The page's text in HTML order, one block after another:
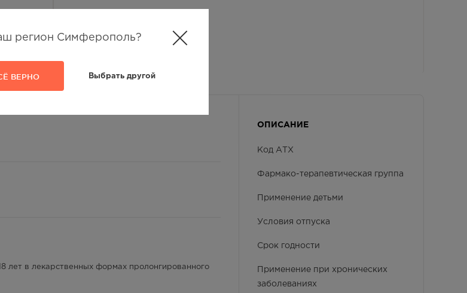
регион Симферополь?
ВЕРНО Выбрать другой
ОПИСАНИЕ
Код АТХ
Фармако-терапевтическая группа
Применение детьми
Условия отпуска
Срок годности
Применение при хронических
заболеваниях
лет в лекарственных формах пролонгированного